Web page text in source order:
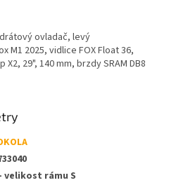
ovladač, levý
M1 2025, vidlice FOX Float 36,
X2, 29", 140 mm, brzdy SRAM DB8
velikost rámu S